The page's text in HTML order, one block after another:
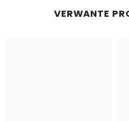
VERWANTE